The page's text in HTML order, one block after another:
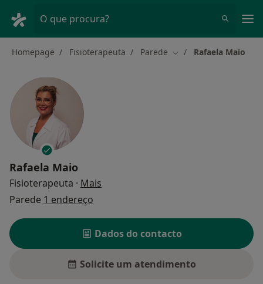
O que procura?
Homepage Fisioterapeuta Parede Mudar de cidade
Rafaela Maio
Rafaela Maio
Fisioterapeuta · Mais
Parede 1 endereço
Dados do contacto
Solicite um atendimento